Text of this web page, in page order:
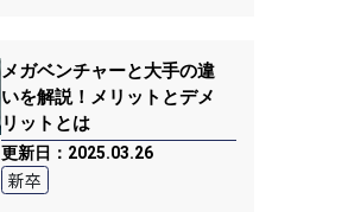
メガベンチャーと大手の違
いを解説！メリットとデメ
リットとは
更新日：2025.03.26
新卒